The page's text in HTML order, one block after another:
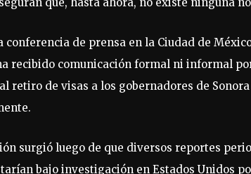
conferencia de prensa en la Ciudad de
recibido comunicación formal ni informal
retiro de visas a los gobernadores de
surgió luego de que diversos reportes
bajo investigación en Estados Unidos